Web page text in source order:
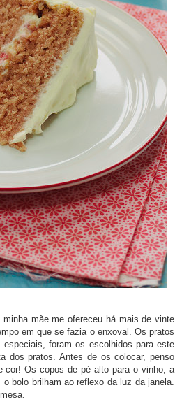
mãe me ofereceu há mais de vinte
em que se fazia o enxoval. Os pratos
foram os escolhidos para este
dos pratos. Antes de os colocar, penso
cor! Os copos de pé alto para o vinho, a
bolo brilham ao reflexo da luz da janela.